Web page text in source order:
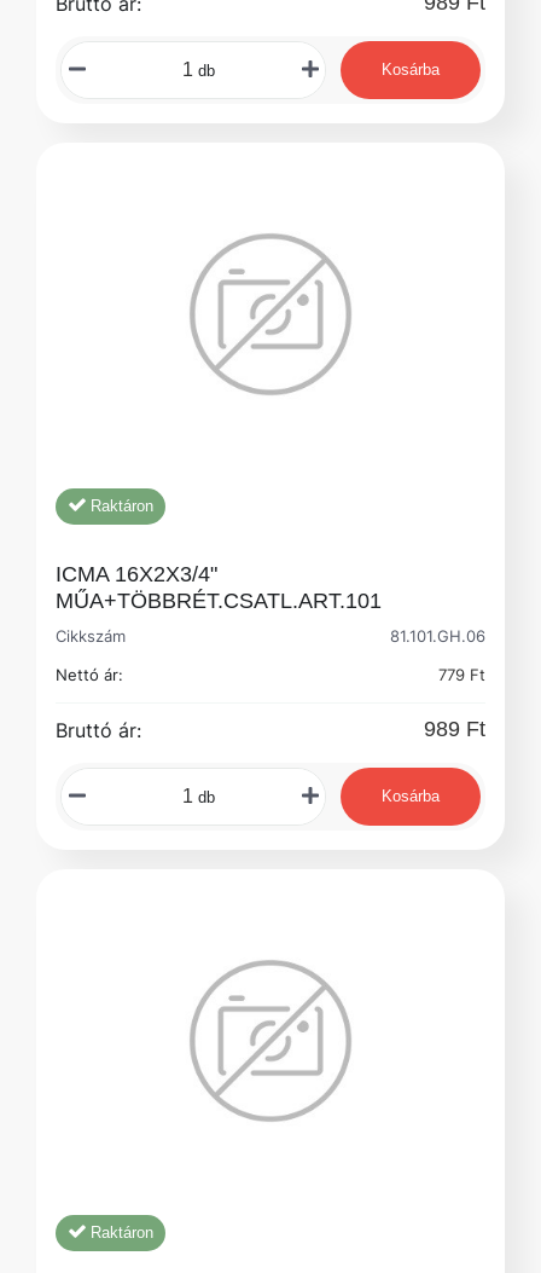
db Kosárba
Raktáron
ICMA 16X2X3/4"
MŰA+TÖBBRÉT.CSATL.ART.101
Cikkszám
81.101.GH.06
Nettó ár:
779 Ft
Bruttó ár: 989 Ft
db Kosárba
Raktáron